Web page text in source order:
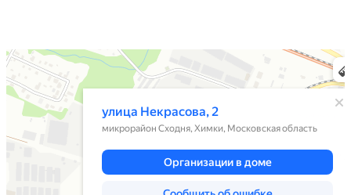
Химки
Яндекс Карты — транспорт, навигация, поиск мест